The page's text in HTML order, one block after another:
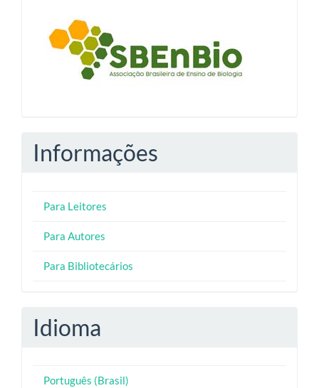
blocologosbenbio
Informações
Para Leitores
Para Autores
Para Bibliotecários
Idioma
Português (Brasil)